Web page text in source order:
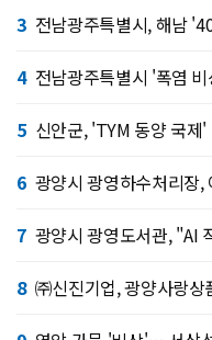
3 전남광주특별시, 해남
4 전남광주특별시 '폭염 비
5 신안군, 'TYM 동양 국제
6 광양시 광영하수처리장,
7 광양시 광영도서관, "AI
8 ㈜신진기업, 광양사랑상